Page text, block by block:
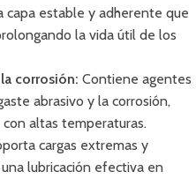
capa estable y adherente que
la vida útil de los
corrosión: Contiene agentes
abrasivo y la corrosión,
altas temperaturas.
cargas extremas y
lubricación efectiva en